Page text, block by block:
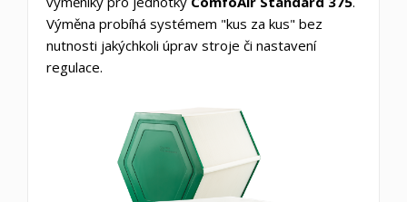
Výměna probíhá systémem "kus za kus" bez
nutnosti jakýchkoli úprav stroje či nastavení
regulace.